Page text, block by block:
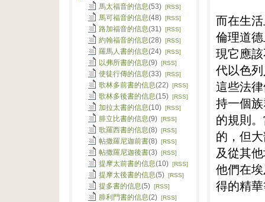
而在生
倫理道
現它應
代以色
這些法
持一個
的規則
的，但
及從其
他們在
得的精
馬太福音的信息(53) [RSS]
馬可福音的信息(48) [RSS]
路加福音的信息(31) [RSS]
約翰福音的信息(28) [RSS]
羅馬人書的信息(24) [RSS]
以弗所書的信息(9) [RSS]
使徒行傳的信息(33) [RSS]
歌林多前書的信息(22) [RSS]
歌林多後書的信息(15) [RSS]
加拉太書的信息(10) [RSS]
腓立比書的信息(9) [RSS]
歌羅西書的信息(8) [RSS]
帖撒羅尼迦前書(8) [RSS]
帖撒羅尼迦後書(3) [RSS]
提摩太前書的信息(10) [RSS]
提摩太後書的信息(5) [RSS]
提多書的信息(5) [RSS]
腓利門書的信息(2) [RSS]